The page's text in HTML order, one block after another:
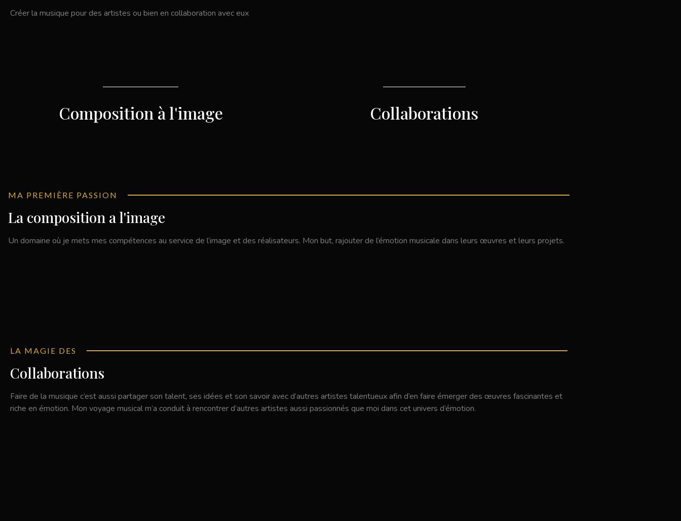
Créer la musique pour des artistes ou bien en collaboration avec eux
Composition à l'image Collaborations
MA PREMIÈRE PASSION
La composition a l'image
Un domaine où je mets mes compétences au service de l’image et des réalisateurs. Mon but, rajouter de l’émotion musicale dans leurs œuvres et leurs projets.
LA MAGIE DES
Collaborations
Faire de la musique c’est aussi partager son talent, ses idées et son savoir avec d’autres artistes talentueux afin d’en faire émerger des œuvres fascinantes et
riche en émotion. Mon voyage musical m’a conduit à rencontrer d’autres artistes aussi passionnés que moi dans cet univers d’émotion.